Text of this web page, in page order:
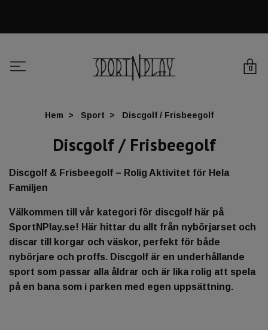
0
Hem Sport Discgolf / Frisbeegolf
Discgolf / Frisbeegolf
Discgolf & Frisbeegolf – Rolig Aktivitet för Hela
Familjen
Välkommen till vår kategori för discgolf här på
SportNPlay.se! Här hittar du allt från nybörjarset och
discar till korgar och väskor, perfekt för både
nybörjare och proffs. Discgolf är en underhållande
sport som passar alla åldrar och är lika rolig att spela
på en bana som i parken med egen uppsättning.